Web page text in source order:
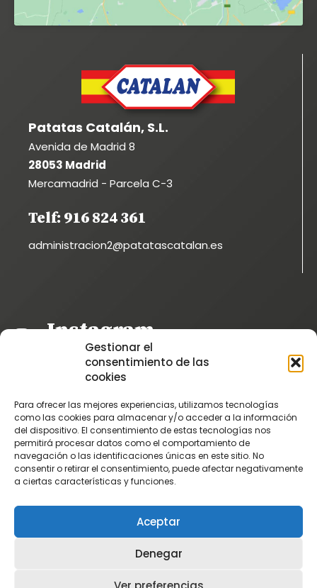
Gestionar el
consentimiento de las
cookies
Para ofrecer las mejores experiencias, utilizamos tecnologías
como las cookies para almacenar y/o acceder a la información
del dispositivo. El consentimiento de estas tecnologías nos
permitirá procesar datos como el comportamiento de
navegación o las identificaciones únicas en este sitio. No
consentir o retirar el consentimiento, puede afectar negativamente
a ciertas características y funciones.
Aceptar
Denegar
Patatas Catalán, S.L.
Avenida de Madrid 8
28053 Madrid
Mercamadrid - Parcela C-3
Telf: 916 824 361
administracion2@patatascatalan.es
Instagram
@patatascatalan
Facebook
Vimeo
Patatascatalan
Youtube
PatatasCatalan